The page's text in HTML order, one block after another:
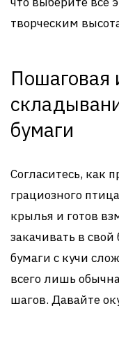
творческим
Пошаговая
бумаги
Согласитесь, как
грациозного
крылья и готов
закачивать в
бумаги с кучи
всего лишь
шагов. Давайте